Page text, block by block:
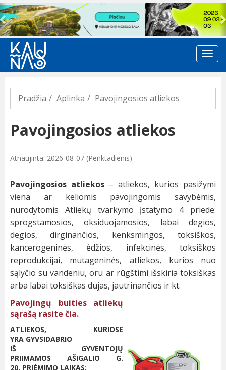
Previous
Pradžia Aplinka Pavojingosios atliekos
Pavojingosios atliekos
Atnaujinta: 2026-08-07 (Penktadienis)
Pavojingosios atliekos – atliekos, kurios pasižymi
viena ar keliomis pavojingomis savybėmis,
nurodytomis Atliekų tvarkymo įstatymo 4 priede:
sprogstamosios, oksiduojamosios, labai degios,
degios, dirginančios, kenksmingos, toksiškos,
kancerogeninės, ėdžios, infekcinės, toksiškos
reprodukcijai, mutageninės, atliekos, kurios nuo
sąlyčio su vandeniu, oru ar rūgštimi išskiria toksiškas
arba labai toksiškas dujas, jautrinančios ir kt.
Pavojingų buities atliekų
sąrašą rasite čia.
ATLIEKOS, KURIOSE
YRA GYVSIDABRIO
IŠ GYVENTOJŲ
PRIIMAMOS AŠIGALIO G.
20. PRIĖMIMO LAIKAS: